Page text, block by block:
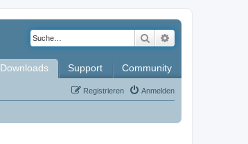
Suche
Downloads Support Community
Anmelden
Registrieren